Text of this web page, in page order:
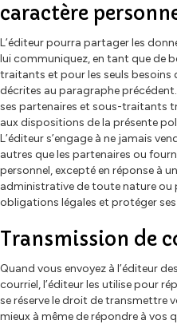
caractère
L’éditeur pourra partager les
lui communiquez, en tant que de
traitants et pour les seuls
décrites au paragraphe précédent.
ses partenaires et sous-traitants
aux dispositions de la présente
L’éditeur s’engage à ne jamais
autres que les partenaires ou
personnel, excepté en réponse à
administrative de toute nature ou
obligations légales et protéger
Transmission de
Quand vous envoyez à l’éditeur
courriel, l’éditeur les utilise pour
se réserve le droit de transmettre
mieux à même de répondre à vos